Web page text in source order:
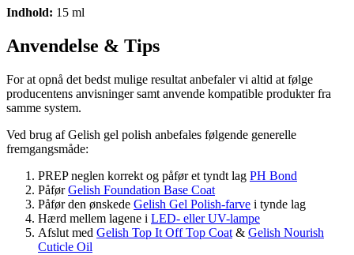
Indhold: 15 ml
Anvendelse & Tips
For at opnå det bedst mulige resultat anbefaler vi altid at følge
producentens anvisninger samt anvende kompatible produkter fra
samme system.
Ved brug af Gelish gel polish anbefales følgende generelle
fremgangsmåde:
PREP neglen korrekt og påfør et tyndt lag PH Bond
PåførGelish Foundation Base Coat
Påfør den ønskede Gelish Gel Polish-farve i tynde lag
Hærd mellem lagene i LED- eller UV-lampe
Afslut med Gelish Top It Off Top Coat & Gelish Nourish
Cuticle Oil